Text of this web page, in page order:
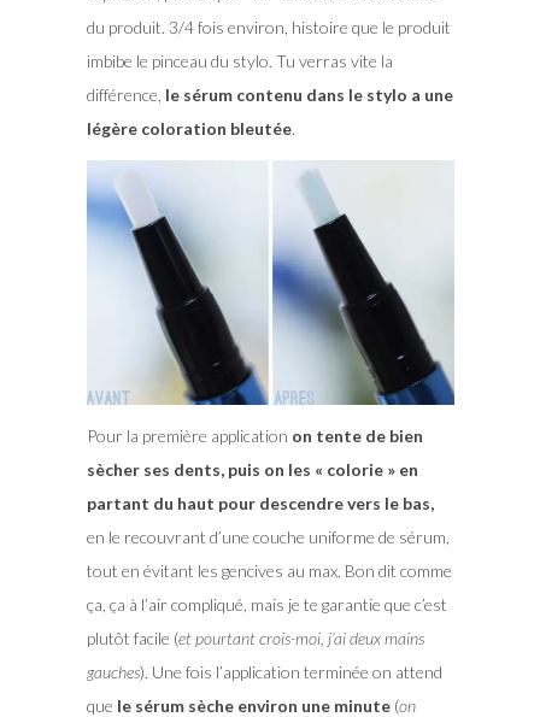
du produit. 3/4 fois environ, histoire que le produit
imbibe le pinceau du stylo. Tu verras vite la
différence, le sérum contenu dans le stylo a une
légère coloration bleutée.
Pour la première application on tente de bien
sècher ses dents, puis on les « colorie » en
partant du haut pour descendre vers le bas,
en le recouvrant d’une couche uniforme de sérum,
tout en évitant les gencives au max. Bon dit comme
ça, ça à l’air compliqué, mais je te garantie que c’est
plutôt facile (et pourtant crois-moi, j’ai deux mains
gauches). Une fois l’application terminée on attend
que le sérum sèche environ une minute(on